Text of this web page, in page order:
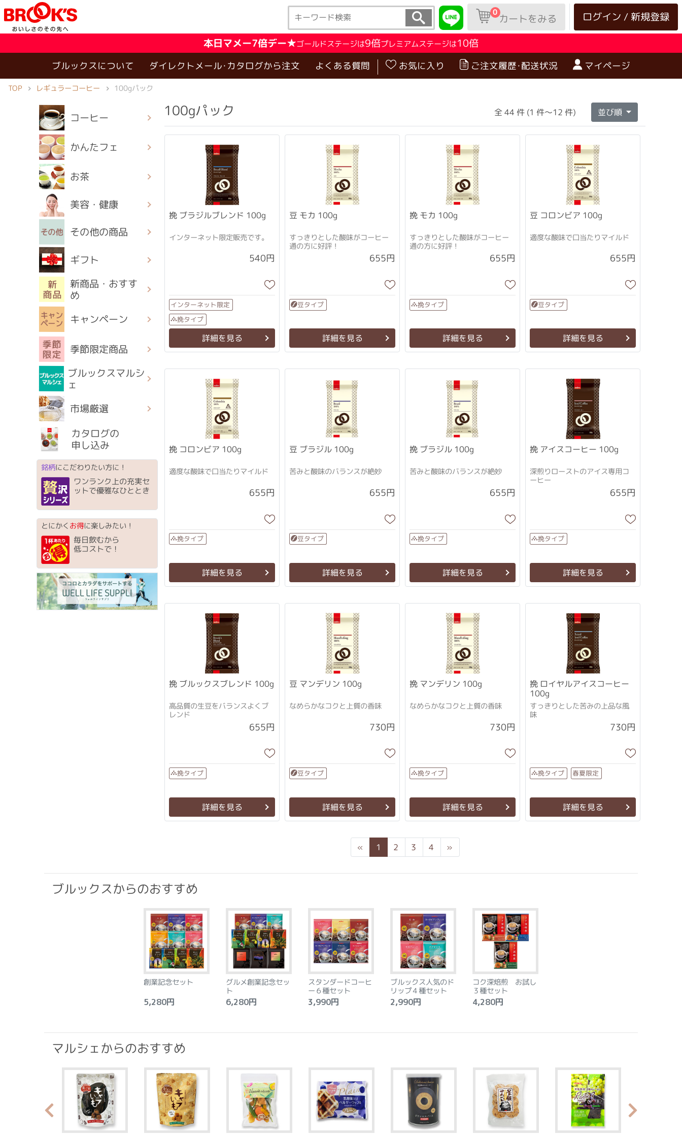
ログイン / 新規登録
0カートをみる
本日マメー7倍デー★ゴールドステージは9倍プレミアムステージは10倍
ブルックスについて ダイレクトメール･カタログから注文 よくある質問 お気に入り ご注文履歴･配送状況 マイページ
TOP レギュラーコーヒー 100gパック
コーヒー
かんたフェ
お茶
美容・健康
その他の商品
ギフト
新商品・おすす
め
キャンペーン
季節限定商品
ブルックスマルシ
ェ
市場厳選
カタログの
申し込み
銘柄にこだわりたい方に！
ワンランク上の充実セ
ットで優雅なひととき
とにかくお得に楽しみたい！
毎日飲むから
低コストで！
100gパック 全 44 件 (1 件～12 件) 並び順
挽 ブラジルブレンド 100g
インターネット限定販売です。
540円
インターネット限定
挽タイプ
詳細を見る
豆 モカ 100g
すっきりとした酸味がコーヒー
通の方に好評！
655円
豆タイプ
詳細を見る
挽 モカ 100g
すっきりとした酸味がコーヒー
通の方に好評！
655円
挽タイプ
詳細を見る
豆 コロンビア 100g
適度な酸味で口当たりマイルド
655円
豆タイプ
詳細を見る
挽 コロンビア 100g
適度な酸味で口当たりマイルド
655円
挽タイプ
詳細を見る
豆 ブラジル 100g
苦みと酸味のバランスが絶妙
655円
豆タイプ
詳細を見る
挽 ブラジル 100g
苦みと酸味のバランスが絶妙
655円
挽タイプ
詳細を見る
挽 アイスコーヒー 100g
深煎りローストのアイス専用コ
ーヒー
655円
挽タイプ
詳細を見る
挽 ブルックスブレンド 100g
高品質の生豆をバランスよくブ
レンド
655円
挽タイプ
詳細を見る
豆 マンデリン 100g
なめらかなコクと上質の香味
730円
豆タイプ
詳細を見る
挽 マンデリン 100g
なめらかなコクと上質の香味
730円
挽タイプ
詳細を見る
挽 ロイヤルアイスコーヒー
100g
すっきりとした苦みの上品な風
味
730円
挽タイプ 春夏限定
詳細を見る
« Previous
1 2 3 4 »
ブルックスからのおすすめ
創業記念セット
5,280円
グルメ創業記念セッ
ト
6,280円
スタンダードコーヒ
ー６種セット
3,990円
ブルックス人気のド
リップ４種セット
2,990円
コク深焙煎 お試し
３種セット
4,280円
マルシェからのおすすめ